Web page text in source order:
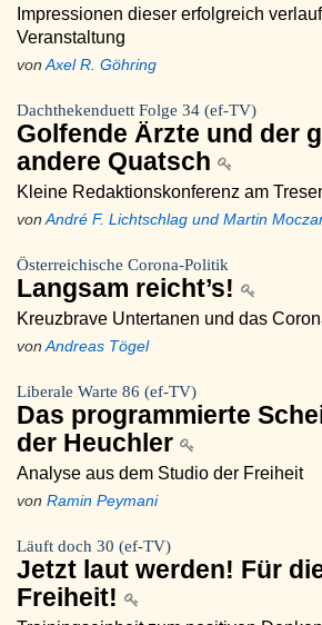
Impressionen dieser erfolgreich
Veranstaltung
von Axel R. Göhring
Dachthekenduett Folge 34 (ef-TV)
Golfende Ärzte und der
andere Quatsch
Kleine Redaktionskonferenz am
von André F. Lichtschlag und Martin
Österreichische Corona-Politik
Langsam reicht’s!
Kreuzbrave Untertanen und das
von Andreas Tögel
Liberale Warte 86 (ef-TV)
Das programmierte
der Heuchler
Analyse aus dem Studio der Freiheit
von Ramin Peymani
Läuft doch 30 (ef-TV)
Jetzt laut werden! Für
Freiheit!